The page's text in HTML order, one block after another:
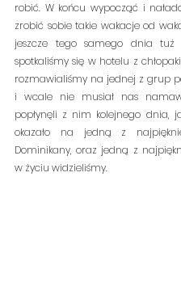
robić. W końcu wypocząć i
zrobić sobie takie wakacje od
jeszcze tego samego dnia tuż
spotkaliśmy się w hotelu z
rozmawialiśmy na jednej z grup
i wcale nie musiał nas
popłynęli z nim kolejnego dnia,
okazało na jedną z
Dominikany, oraz jedną z
w życiu widzieliśmy.